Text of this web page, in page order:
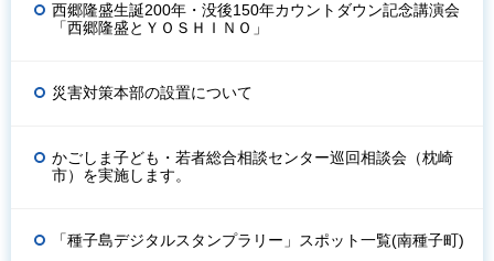
西郷隆盛生誕200年・没後150年カウントダウン記念講演会
「西郷隆盛とＹＯＳＨＩＮＯ」
災害対策本部の設置について
かごしま子ども・若者総合相談センター巡回相談会（枕崎
市）を実施します。
「種子島デジタルスタンプラリー」スポット一覧(南種子町)